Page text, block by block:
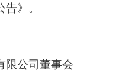
》。
限公司董事会